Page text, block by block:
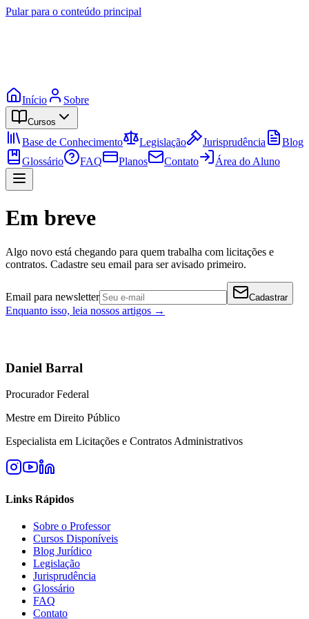
Pular para o conteúdo principal
Início Sobre
Cursos
Base de Conhecimento Legislação Jurisprudência
Blog
Glossário
FAQ Planos Contato Área do Aluno
Em breve
Algo novo está chegando para quem trabalha com licitações e
contratos. Cadastre seu email para ser avisado primeiro.
Email para newsletter Cadastrar
Enquanto isso, leia nossos artigos →
Daniel Barral
Procurador Federal
Mestre em Direito Público
Especialista em Licitações e Contratos Administrativos
Links Rápidos
Sobre o Professor
Cursos Disponíveis
Blog Jurídico
Legislação
Jurisprudência
Glossário
FAQ
Contato